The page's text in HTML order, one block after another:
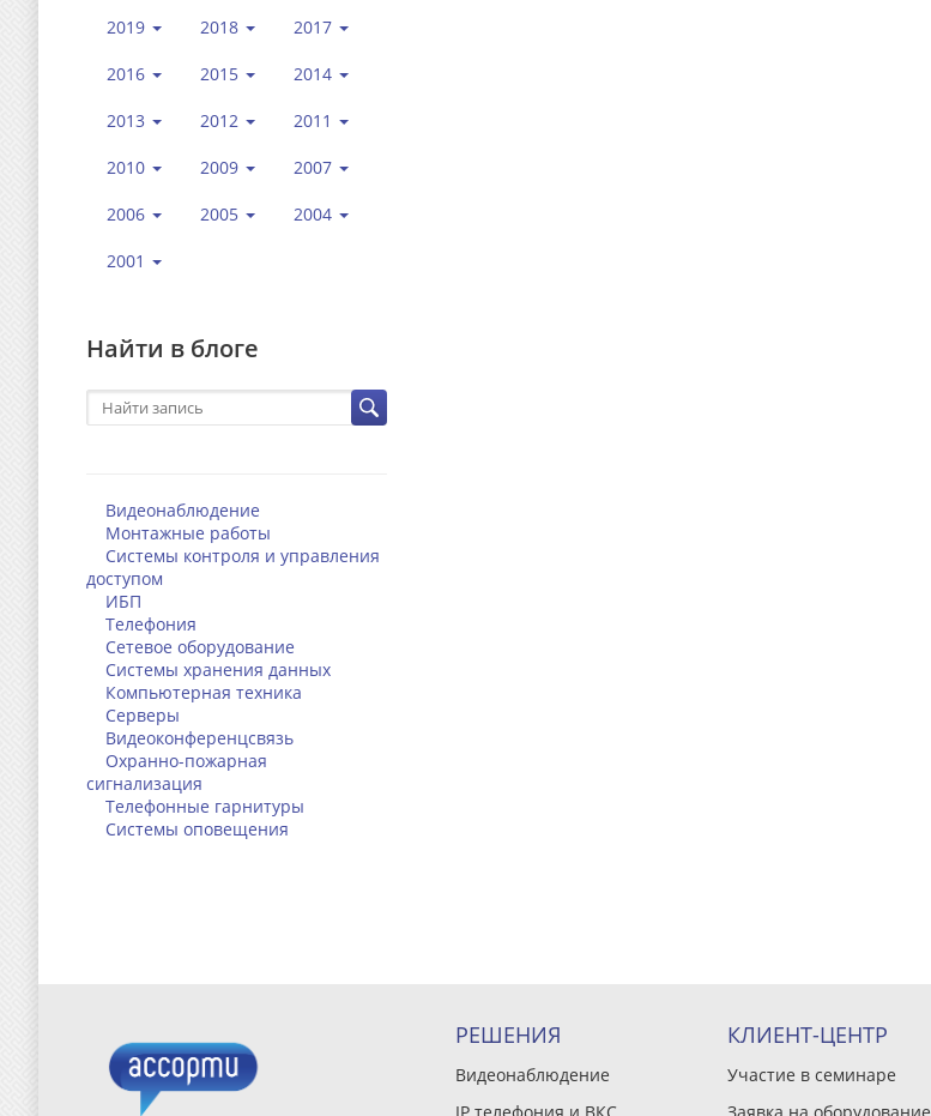
2019 2018 2017
2016 2015 2014
2013 2012 2011
2010 2009 2007
2006 2005 2004
2001
Найти в блоге
Видеонаблюдение
Монтажные работы
Системы контроля и управления
доступом
ИБП
Телефония
Сетевое оборудование
Системы хранения данных
Компьютерная техника
Серверы
Видеоконференцсвязь
Охранно-пожарная
сигнализация
Телефонные гарнитуры
Системы оповещения
РЕШЕНИЯ
Видеонаблюдение
КЛИЕНТ-ЦЕНТР
Участие в семинаре